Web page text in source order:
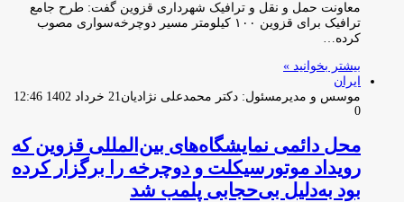
معاونت حمل و نقل و ترافیک شهرداری قزوین گفت: طرح جامع
ترافیک برای قزوین ۱۰۰ کیلومتر مسیر دوچرخه‌سواری مصوب
کرده…
بیشتر بخوانید »
ایران
موسس و مدیرمسئول: دکتر محمدعلی نژادیان21 خرداد 1402 12:46
0
محل دائمی نمایشگاه‌های بین‌المللی قزوین که
رویداد موتورسیکلت و دوچرخه را برگزار کرده
بود به‌دلیل بی‌حجابی پلمب شد